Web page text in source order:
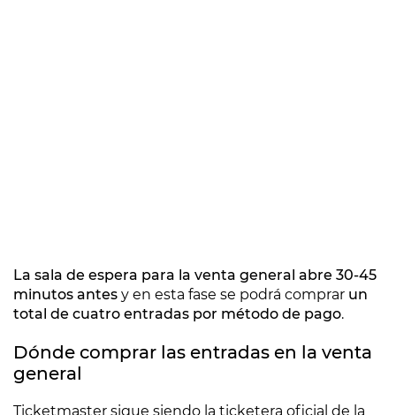
La sala de espera para la venta general abre 30-45
minutos antes y en esta fase se podrá comprar un
total de cuatro entradas por método de pago.
Dónde comprar las entradas en la venta
general
Ticketmaster sigue siendo la ticketera oficial de la